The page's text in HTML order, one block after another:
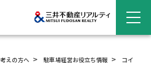
えの方へ 駐車場経営お役立ち情報
コイ